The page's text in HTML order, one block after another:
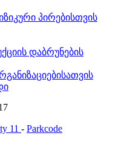
პირებისთვის
დაბრუნების
11 - Parkcode